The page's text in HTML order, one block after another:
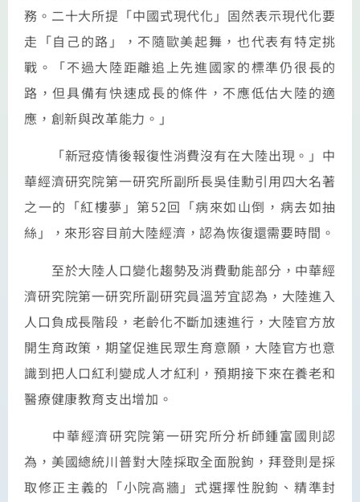
務。二十大所提「中國式現代化」固然表示現代化要
走「自己的路」，不隨歐美起舞，也代表有特定挑
戰。「不過大陸距離追上先進國家的標準仍很長的
路，但具備有快速成長的條件，不應低估大陸的適
應，創新與改革能力。」
「新冠疫情後報復性消費沒有在大陸出現。」中
華經濟研究院第一研究所副所長吳佳勳引用四大名著
之一的「紅樓夢」第52回「病來如山倒，病去如抽
絲」，來形容目前大陸經濟，認為恢復還需要時間。
至於大陸人口變化趨勢及消費動能部分，中華經
濟研究院第一研究所副研究員溫芳宜認為，大陸進入
人口負成長階段，老齡化不斷加速進行，大陸官方放
開生育政策，期望促進民眾生育意願，大陸官方也意
識到把人口紅利變成人才紅利，預期接下來在養老和
醫療健康教育支出增加。
中華經濟研究院第一研究所分析師鍾富國則認
為，美國總統川普對大陸採取全面脫鉤，拜登則是採
取修正主義的「小院高牆」式選擇性脫鉤、精準封